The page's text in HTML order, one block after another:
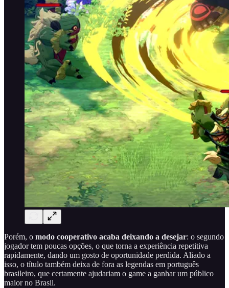
Porém, o modo cooperativo acaba deixando a desejar: o segundo
jogador tem poucas opções, o que torna a experiência repetitiva
rapidamente, dando um gosto de oportunidade perdida. Aliado a
isso, o título também deixa de fora as legendas em português
brasileiro, que certamente ajudariam o game a ganhar um público
maior no Brasil.